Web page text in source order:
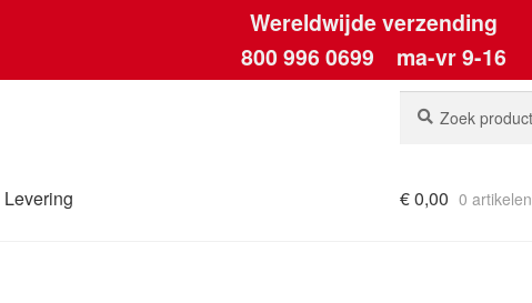
Wereldwijde verzending
800 996 0699 ma-vr 9-16
naar:
Levering €0,00 0 artikelen